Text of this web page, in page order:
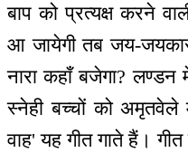
बाप को प्रत्यक्ष करने
आ जायेगी तब जय-
नारा कहाँ बजेगा? लण्डन
स्नेही बच्चों को अमृतवेले
वाह' यह गीत गाते हैं।